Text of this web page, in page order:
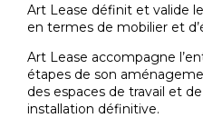
Art Lease définit et valide
en termes de mobilier et
Art Lease accompagne
étapes de son
des espaces de travail et
installation définitive.